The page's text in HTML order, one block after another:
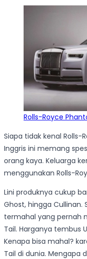
Rolls-Royce
Siapa tidak kenal Rolls-
Inggris ini memang
orang kaya. Keluarga
menggunakan Rolls-
Lini produknya cukup
Ghost, hingga
termahal yang pernah
Tail. Harganya tembus
Kenapa bisa mahal?
Tail di dunia. Mengapa